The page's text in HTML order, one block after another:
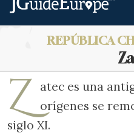
REPÚBLICA
Z atec es una
orígenes se
siglo XI.